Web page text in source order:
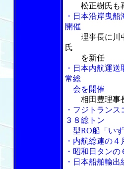
松正樹氏も
・日本沿岸曳
開催
理事長に川
氏
を新任
・日本内航運
常総
会を開催
相田豊理事
・フジトラン
３８総トン
型RO船「いず
・内航総連の
・昭和日タン
・日本船舶輸